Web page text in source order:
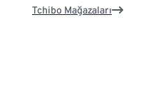
Tchibo Mağazaları